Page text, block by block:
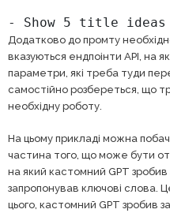
- Show 5 title ideas
Додатково до промту
вказуються ендпоінти API, на
параметри, які треба туди
самостійно розбереться, що
необхідну роботу.
На цьому прикладі можна
частина того, що може бути
на який кастомний GPT зробив
запропонував ключові слова.
цього, кастомний GPT зробив